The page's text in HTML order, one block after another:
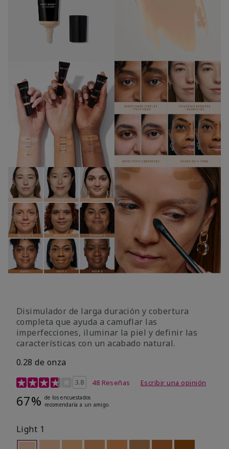
Disimulador de larga duración y cobertura
completa que ayuda a camuflar las
imperfecciones, iluminar la piel y definir las
características con un acabado natural.
0.28 de onza
Calificación de clientes de 5 de 5
3.8 48 Reseñas Escribir una opinión
67% de los encuestados
recomendaría a un amigo.
Light 1